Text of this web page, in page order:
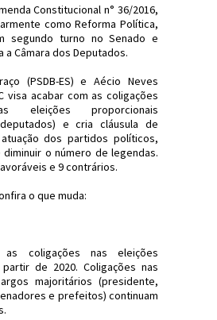
Constitucional n° 36/2016,
como Reforma Política,
segundo turno no Senado e
a Câmara dos Deputados.
(PSDB-ES) e Aécio Neves
visa acabar com as coligações
eleições proporcionais
e cria cláusula de
dos partidos políticos,
o número de legendas.
e 9 contrários.
o que muda:
as coligações nas eleições
de 2020. Coligações nas
majoritários (presidente,
e prefeitos) continuam